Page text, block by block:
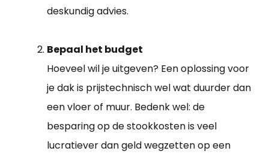
deskundig advies.
Bepaal het budget
Hoeveel wil je uitgeven? Een oplossing voor
je dak is prijstechnisch wel wat duurder dan
een vloer of muur. Bedenk wel: de
besparing op de stookkosten is veel
lucratiever dan geld wegzetten op een